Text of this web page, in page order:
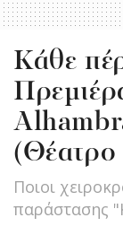
Κάθε
Ποιοι
παράστασης